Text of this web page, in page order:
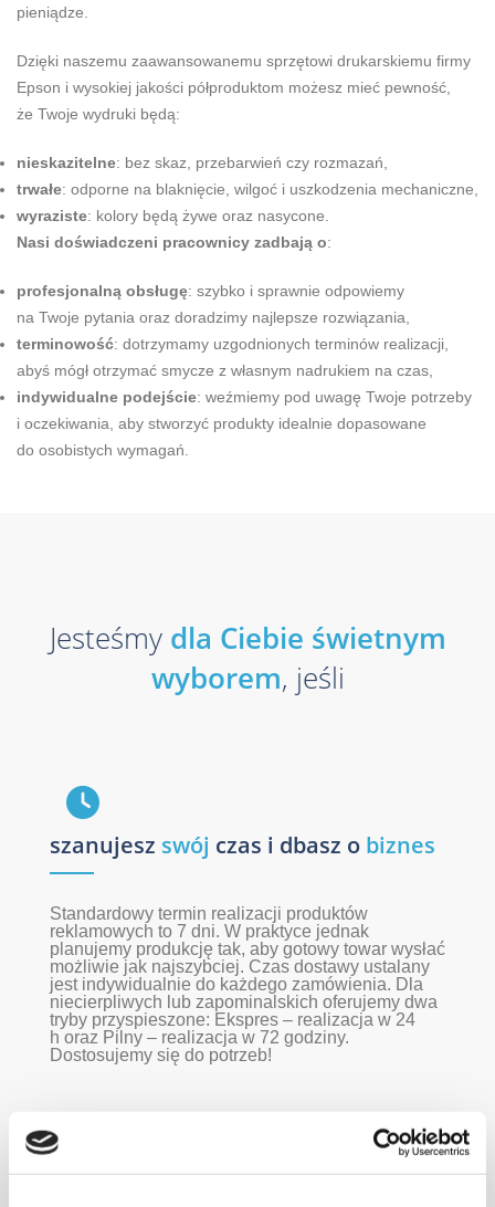
pieniądze.
Dzięki naszemu zaawansowanemu sprzętowi drukarskiemu firmy
Epson i wysokiej jakości półproduktom możesz mieć pewność,
że Twoje wydruki będą:
nieskazitelne: bez skaz, przebarwień czy rozmazań,
trwałe: odporne na blaknięcie, wilgoć i uszkodzenia mechaniczne,
wyraziste: kolory będą żywe oraz nasycone.
Nasi doświadczeni pracownicy zadbają o:
profesjonalną obsługę: szybko i sprawnie odpowiemy
na Twoje pytania oraz doradzimy najlepsze rozwiązania,
terminowość: dotrzymamy uzgodnionych terminów realizacji,
abyś mógł otrzymać smycze z własnym nadrukiem na czas,
indywidualne podejście: weźmiemy pod uwagę Twoje potrzeby
i oczekiwania, aby stworzyć produkty idealnie dopasowane
do osobistych wymagań.
Jesteśmy dla Ciebie świetnym
wyborem, jeśli
szanujesz swój czas i dbasz o biznes
Standardowy termin realizacji produktów
reklamowych to 7 dni. W praktyce jednak
planujemy produkcję tak, aby gotowy towar wysłać
możliwie jak najszybciej. Czas dostawy ustalany
jest indywidualnie do każdego zamówienia. Dla
niecierpliwych lub zapominalskich oferujemy dwa
tryby przyspieszone: Ekspres – realizacja w 24
h oraz Pilny – realizacja w 72 godziny.
Dostosujemy się do potrzeb!